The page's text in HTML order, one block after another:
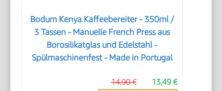
Bodum Kenya Kaffeebereiter - 350ml /
3 Tassen - Manuelle French Press aus
Borosilikatglas und Edelstahl -
Spülmaschinenfest - Made in Portugal
13,49 €
14,90 €